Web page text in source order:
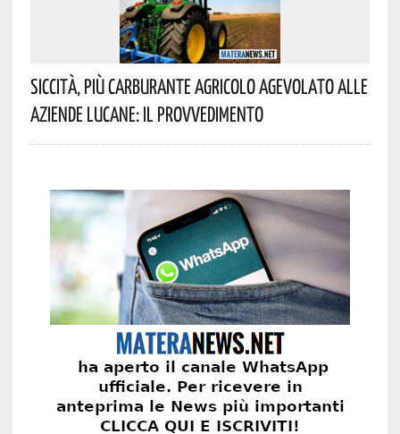
Siccità, Più Carburante Agricolo Agevolato Alle
Aziende Lucane: Il Provvedimento